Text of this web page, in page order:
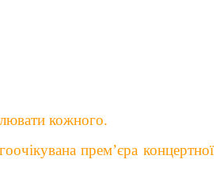
кожного.
прем’єра концертної